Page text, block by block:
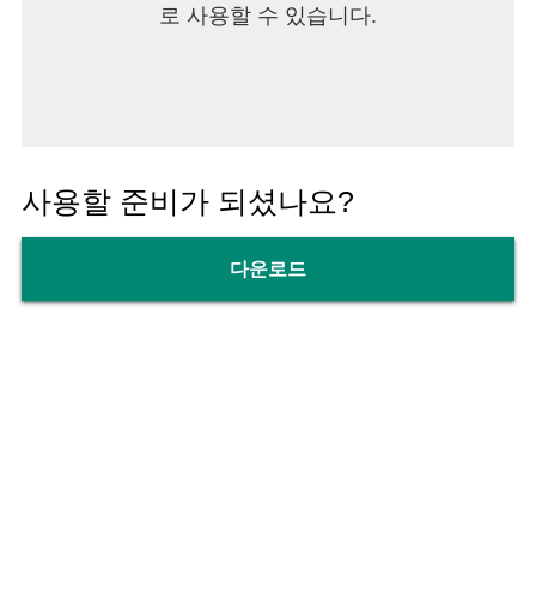
- 제품에 대한 추가정보를 등록할 때 구매 영수증을
- 제품에 대한 추가정보를 등록할 때 구매 영수증을
찍고 저장하기 위해 사용합니다.
로 사용할 수 있습니다.
사용할 준비가 되셨나요?
다운로드